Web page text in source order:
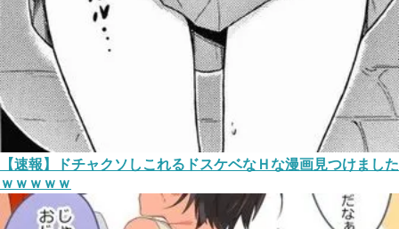
【速報】ドチャクソしこれるドスケベなＨな漫画見つけました
ｗｗｗｗｗ